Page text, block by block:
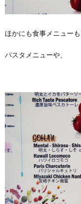
ほかにも食事メニューも
パスタメニューや、